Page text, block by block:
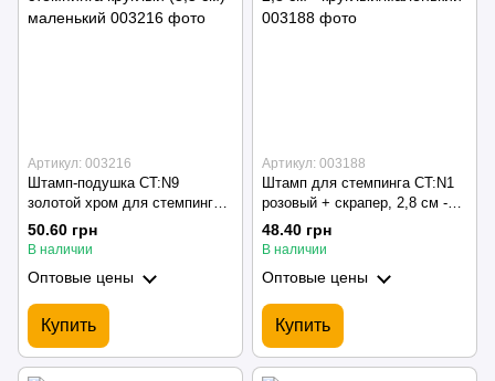
Артикул: 003216
Штамп-подушка CT:N9
золотой хром для стемпинга
круглый (3,5 см) маленький
50.60 грн
В наличии
Оптовые цены
Купить
Артикул: 003188
Штамп для стемпинга CT:N1
розовый + скрапер, 2,8 см -
круглый/маленький
48.40 грн
В наличии
Оптовые цены
Купить